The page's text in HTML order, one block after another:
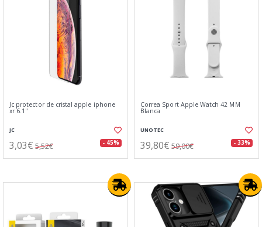
Jc protector de cristal apple iphone
xr 6.1''
JC
3,03€ 5,52€ - 45%
Correa Sport Apple Watch 42 MM
Blanca
UNOTEC
39,80€ 59,00€ - 33%